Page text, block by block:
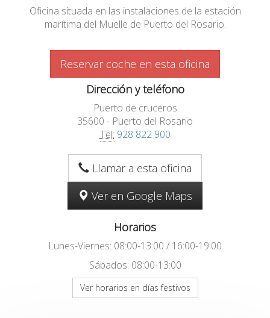
Oficina situada en las instalaciones de la estación
marítima del Muelle de Puerto del Rosario.
Reservar coche en esta oficina
Dirección y teléfono
Puerto de cruceros
35600 - Puerto del Rosario
Tel: 928 822 900
Llamar a esta oficina
Ver en Google Maps
Horarios
Lunes-Viernes: 08:00-13:00 / 16:00-19:00
Sábados: 08:00-13:00
Ver horarios en días festivos